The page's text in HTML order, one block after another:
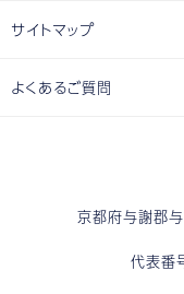
京都府与謝郡
代表番
サイトマップ
よくあるご質問